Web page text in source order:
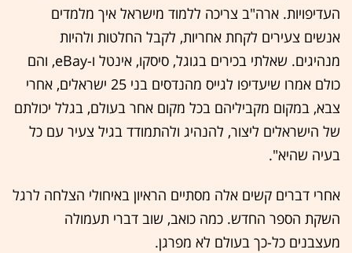
העדיפויות. ארה"ב צריכה ללמוד מישראל איך מלמדים
אנשים צעירים לקחת אחריות, לקבל החלטות ולהיות
מנהיגים. שאלתי בכירים בגוגל, סיסקו, אינטל ו-eBay, והם
כולם אמרו שיעדיפו לגייס מהנדסים בני 25 ישראלים, אחרי
צבא, במקום מקביליהם בכל מקום אחר בעולם, בגלל יכולתם
של הישראלים ליצור, להנהיג ולהתמודד בגיל צעיר עם כל
בעיה שהיא".
אחרי דברים קשים אלה מסתיים הראיון באיחולי הצלחה לרגל
השקת הספר החדש. כמה כואב, שוב דברי תעמולה
מעצבנים כל-כך בעולם לא מפרגן.